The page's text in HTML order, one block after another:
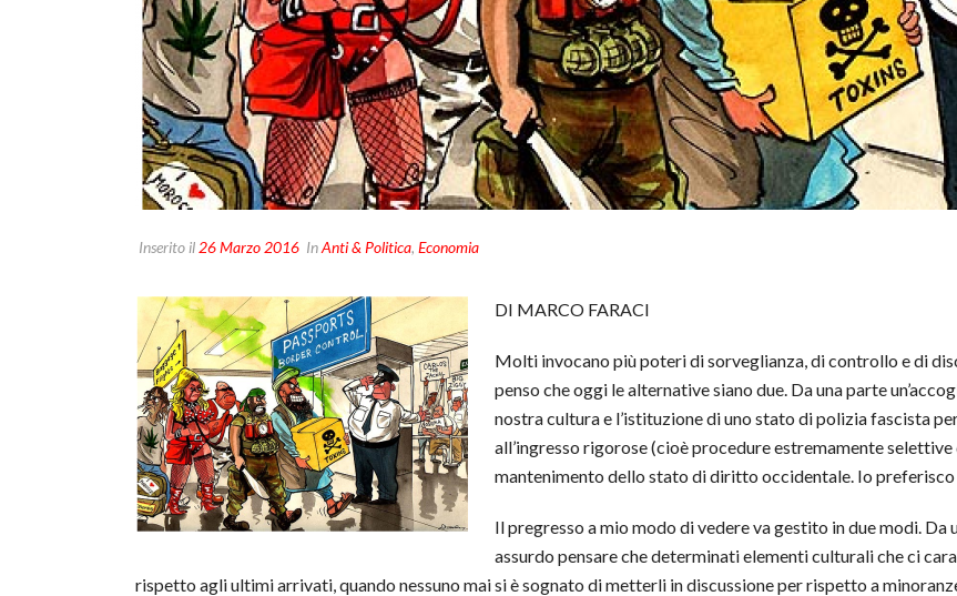
Inserito il 26 Marzo 2016 InAnti & Politica, Economia
DI MARCO FARACI
Molti invocano più poteri di sorveglianza, di controllo e di
penso che oggi le alternative siano due. Da una parte
nostra cultura e l’istituzione di uno stato di polizia fascista
all’ingresso rigorose (cioè procedure estremamente
mantenimento dello stato di diritto occidentale. Io preferisco
Il pregresso a mio modo di vedere va gestito in due modi. Da
assurdo pensare che determinati elementi culturali che ci
rispetto agli ultimi arrivati, quando nessuno mai si è sognato di metterli in discussione per rispetto a